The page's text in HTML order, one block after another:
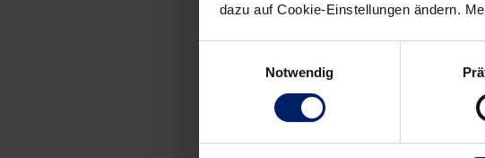
dazu auf Cookie-Einstellungen ändern.
Notwendig